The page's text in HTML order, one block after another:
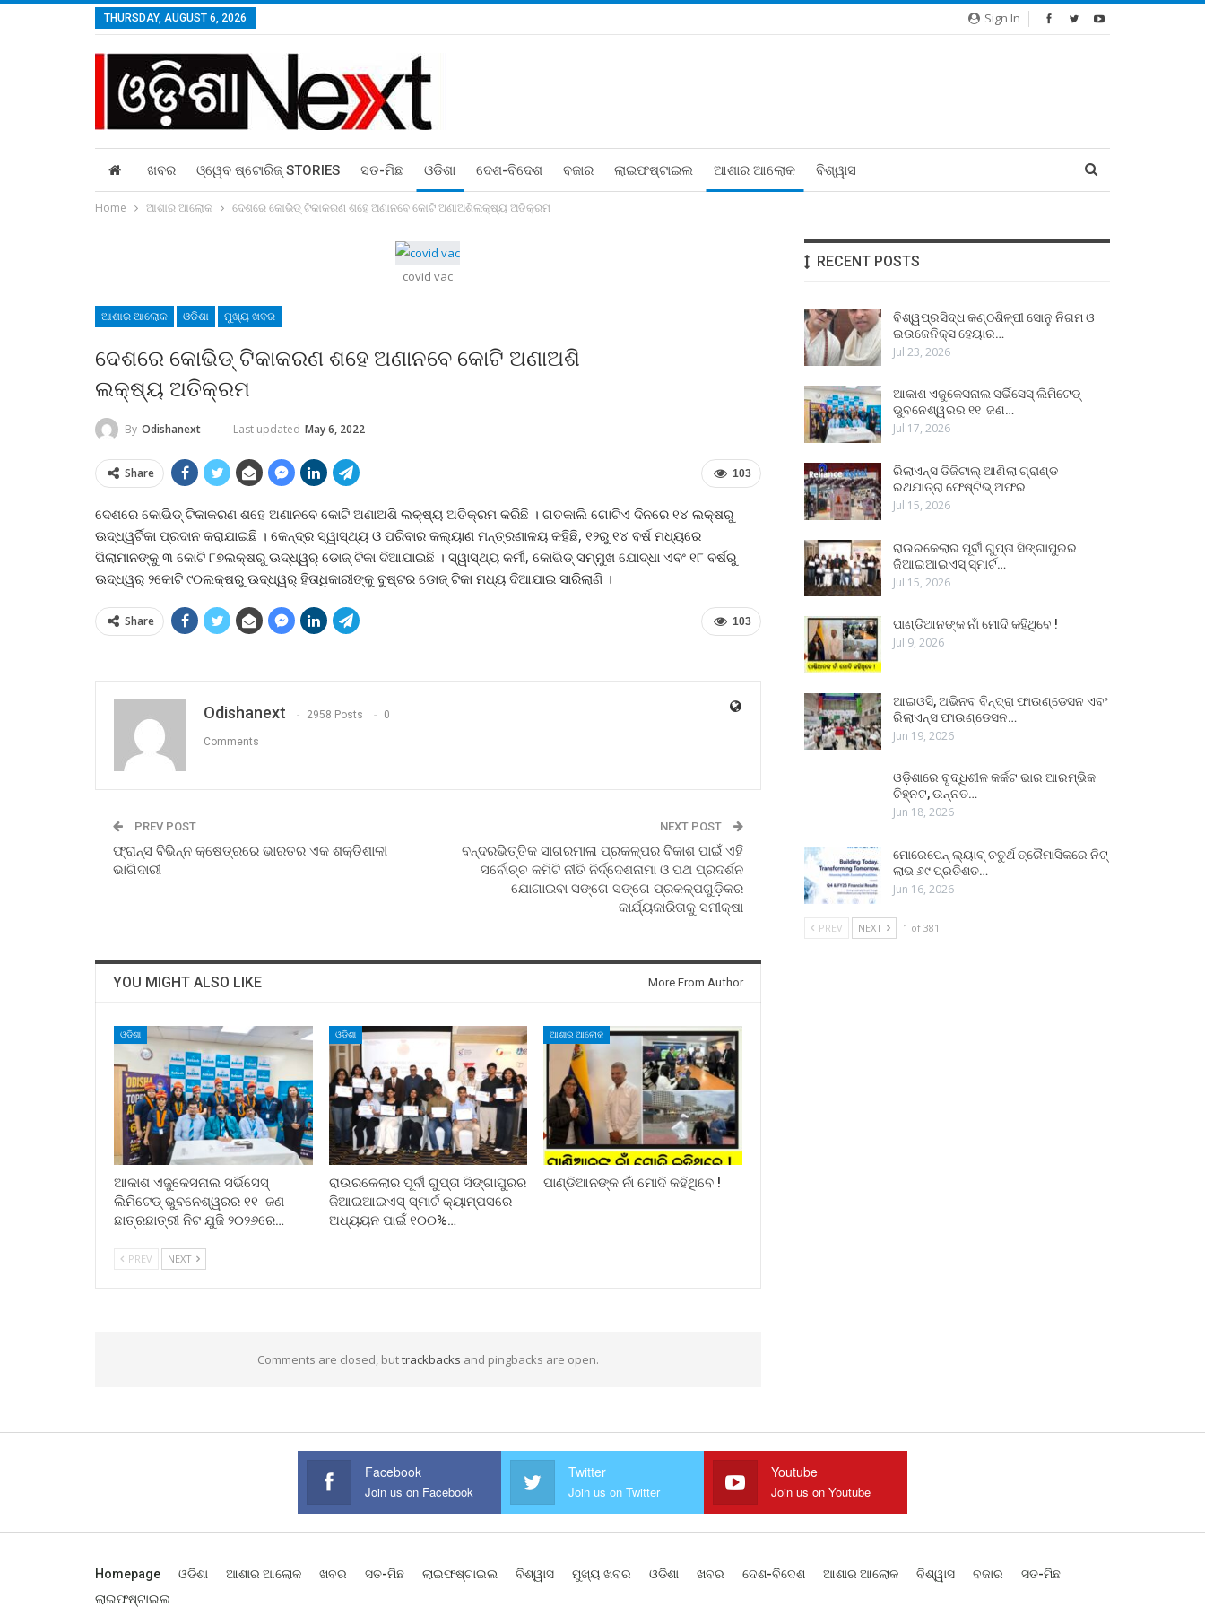
Sign In
THURSDAY, AUGUST 6, 2026
ଖବର ଓ୍ୱେବ ଷ୍ଟୋରିଜ୍‌ STORIES ସତ-ମିଛ ଓଡିଶା ଦେଶ-ବିଦେଶ ବଜାର ଲାଇଫଷ୍ଟାଇଲ ଆଶାର ଆଲୋକ ବିଶ୍ୱାସ
Home ଆଶାର ଆଲୋକ ଦେଶରେ କୋଭିଡ୍‍ ଟିକାକରଣ ଶହେ ଅଣାନବେ କୋଟି ଅଣାଅଶିଲକ୍ଷ୍ୟ ଅତିକ୍ରମ
covid vac
ଆଶାର ଆଲୋକ ଓଡିଶା ମୁଖ୍ୟ ଖବର
ଦେଶରେ କୋଭିଡ୍‍ ଟିକାକରଣ ଶହେ ଅଣାନବେ କୋଟି ଅଣାଅଶି
ଲକ୍ଷ୍ୟ ଅତିକ୍ରମ
By Odishanext Last updated May 6, 2022
103
Share
ଦେଶରେ କୋଭିଡ୍‍ ଟିକାକରଣ ଶହେ ଅଣାନବେ କୋଟି ଅଣାଅଶି ଲକ୍ଷ୍ୟ ଅତିକ୍ରମ କରିଛି । ଗତକାଲି ଗୋଟିଏ ଦିନରେ ୧୪ ଲକ୍ଷରୁ
ଊଦ୍ଧ୍ୱର୍ଟିକା ପ୍ରଦାନ କରାଯାଇଛି । କେନ୍ଦ୍ର ସ୍ୱାସ୍ଥ୍ୟ ଓ ପରିବାର କଲ୍ୟାଣ ମନ୍ତ୍ରଣାଳୟ କହିଛି, ୧୨ରୁ ୧୪ ବର୍ଷ ମଧ୍ୟରେ
ପିଲାମାନଙ୍କୁ ୩ କୋଟି ୮୭ଲକ୍ଷରୁ ଊଦ୍ଧ୍ୱର୍ ଡୋଜ୍‍ ଟିକା ଦିଆଯାଇଛି । ସ୍ୱାସ୍ଥ୍ୟ କର୍ମୀ, କୋଭିଡ୍‍ ସମ୍ମୁଖ ଯୋଦ୍ଧା ଏବଂ ୧୮ ବର୍ଷରୁ
ଊଦ୍ଧ୍ୱର୍ ୨କୋଟି ୯୦ଲକ୍ଷରୁ ଊଦ୍ଧ୍ୱର୍ ହିତାଧିକାରୀଙ୍କୁ ବୁଷ୍ଟର ଡୋଜ୍‍ ଟିକା ମଧ୍ୟ ଦିଆଯାଇ ସାରିଲାଣି ।
103
Share
Odishanext 2958 Posts 0
Comments
PREV POST
ଫ୍ରାନ୍ସ ବିଭିନ୍ନ କ୍ଷେତ୍ରରେ ଭାରତର ଏକ ଶକ୍ତିଶାଳୀ
ଭାଗିଦାରୀ
NEXT POST
ବନ୍ଦରଭିତ୍ତିକ ସାଗରମାଳା ପ୍ରକଳ୍ପର ବିକାଶ ପାଇଁ ଏହି
ସର୍ବୋଚ୍ଚ କମିଟି ନୀତି ନିର୍ଦ୍ଦେଶନାମା ଓ ପଥ ପ୍ରଦର୍ଶନ
ଯୋଗାଇବା ସଙ୍ଗେ ସଙ୍ଗେ ପ୍ରକଳ୍ପଗୁଡ଼ିକର
କାର୍ଯ୍ୟକାରିତାକୁ ସମୀକ୍ଷା
YOU MIGHT ALSO LIKE More From Author
ଓଡିଶା
ଆକାଶ ଏଜୁକେସନାଲ ସର୍ଭିସେସ୍
ଲିମିଟେଡ୍ ଭୁବନେଶ୍ୱରର ୧୧ ଜଣ
ଛାତ୍ରଛାତ୍ରୀ ନିଟ ଯୁଜି ୨୦୨୬ରେ…
ଓଡିଶା
ରାଉରକେଲାର ପୂର୍ବୀ ଗୁପ୍ତା ସିଙ୍ଗାପୁରର
ଜିଆଇଆଇଏସ୍ ସ୍ମାର୍ଟ କ୍ୟାମ୍ପସରେ
ଅଧ୍ୟୟନ ପାଇଁ ୧୦୦%…
ଆଶାର ଆଲୋକ
ପାଣ୍ଡିଆନଙ୍କ ନାଁ ମୋଦି କହିଥିବେ !
PREV NEXT
Comments are closed, buttrackbacks and pingbacks are open.
RECENT POSTS
ବିଶ୍ୱପ୍ରସିଦ୍ଧ କଣ୍ଠଶିଳ୍ପୀ ସୋନୁ ନିଗମ ଓ
ଇଉଜେନିକ୍ସ ହେୟାର…
Jul 23, 2026
ଆକାଶ ଏଜୁକେସନାଲ ସର୍ଭିସେସ୍ ଲିମିଟେଡ୍
ଭୁବନେଶ୍ୱରର ୧୧ ଜଣ…
Jul 17, 2026
ରିଲାଏନ୍ସ ଡିଜିଟାଲ୍ ଆଣିଲା ଗ୍ରାଣ୍ଡ
ରଥଯାତ୍ରା ଫେଷ୍ଟିଭ୍ ଅଫର
Jul 15, 2026
ରାଉରକେଲାର ପୂର୍ବୀ ଗୁପ୍ତା ସିଙ୍ଗାପୁରର
ଜିଆଇଆଇଏସ୍ ସ୍ମାର୍ଟ…
Jul 15, 2026
ପାଣ୍ଡିଆନଙ୍କ ନାଁ ମୋଦି କହିଥିବେ !
Jul 9, 2026
ଆଇଓସି, ଅଭିନବ ବିନ୍ଦ୍ରା ଫାଉଣ୍ଡେସନ ଏବଂ
ରିଲାଏନ୍ସ ଫାଉଣ୍ଡେସନ…
Jun 19, 2026
ଓଡ଼ିଶାରେ ବୃଦ୍ଧିଶୀଳ କର୍କଟ ଭାର ଆରମ୍ଭିକ
ଚିହ୍ନଟ, ଉନ୍ନତ…
Jun 18, 2026
ମୋରେପେନ୍ ଲ୍ୟାବ୍ ଚତୁର୍ଥ ତ୍ରୈମାସିକରେ ନିଟ୍
ଲାଭ ୬୯ ପ୍ରତିଶତ…
Jun 16, 2026
PREV NEXT 1 of 381
Facebook
Join us on Facebook
Twitter
Join us on Twitter
Youtube
Join us on Youtube
Homepage ଓଡିଶା ଆଶାର ଆଲୋକ ଖବର ସତ-ମିଛ ଲାଇଫଷ୍ଟାଇଲ ବିଶ୍ୱାସ ମୁଖ୍ୟ ଖବର ଓଡିଶା ଖବର ଦେଶ-ବିଦେଶ ଆଶାର ଆଲୋକ ବିଶ୍ୱାସ ବଜାର
ସତ-ମିଛ
ଲାଇଫଷ୍ଟାଇଲ